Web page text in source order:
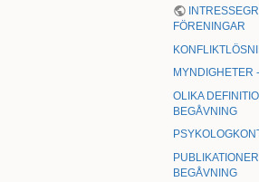
FÖRENINGAR
MYNDIGHETER
OLIKA
BEGÅVNING
BEGÅVNING